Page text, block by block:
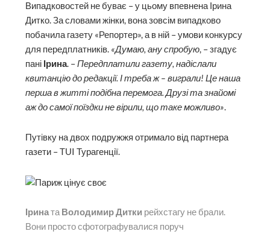
Випадковостей не буває – у цьому впевнена Ірина
Дитко. За словами жінки, вона зовсім випадково
побачила газету «Репортер», а в ній – умови конкурсу
для передплатників. «Думаю, ану спробую, – згадує
пані Ірина. –Передплатили газету, надіслали
квитанцію до редакції. І треба ж – виграли! Це наша
перша в житті подібна перемога. Друзі та знайомі
аж до самої поїздки не вірили, що таке можливо».
Путівку на двох подружжя отримало від партнера
газети – TUI Турагенції.
Ірината Володимир Дитки рейхстагу не брали.
Вони просто сфотографувалися поруч